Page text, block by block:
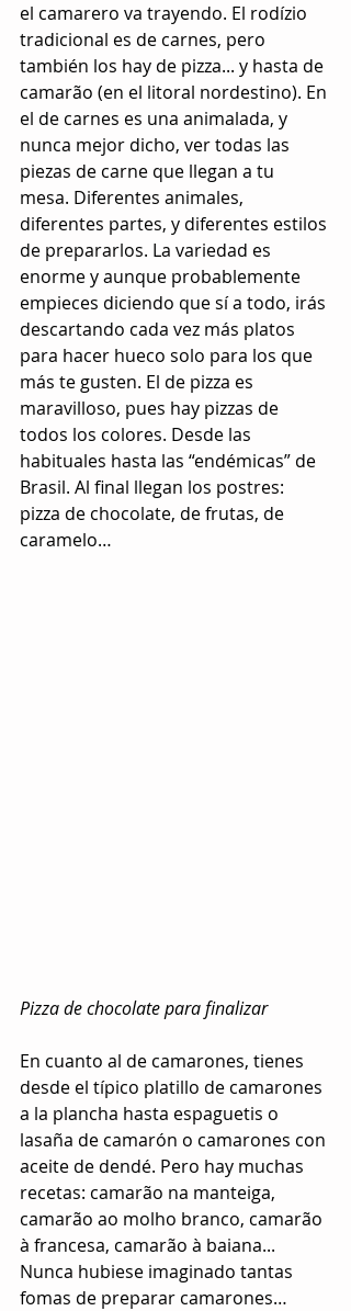
el camarero va trayendo. El rodízio
tradicional es de carnes, pero
también los hay de pizza... y hasta de
camarão (en el litoral nordestino). En
el de carnes es una animalada, y
nunca mejor dicho, ver todas las
piezas de carne que llegan a tu
mesa. Diferentes animales,
diferentes partes, y diferentes estilos
de prepararlos. La variedad es
enorme y aunque probablemente
empieces diciendo que sí a todo, irás
descartando cada vez más platos
para hacer hueco solo para los que
más te gusten. El de pizza es
maravilloso, pues hay pizzas de
todos los colores. Desde las
habituales hasta las “endémicas” de
Brasil. Al final llegan los postres:
pizza de chocolate, de frutas, de
caramelo…
Pizza de chocolate para finalizar
En cuanto al de camarones, tienes
desde el típico platillo de camarones
a la plancha hasta espaguetis o
lasaña de camarón o camarones con
aceite de dendé. Pero hay muchas
recetas: camarão na manteiga,
camarão ao molho branco, camarão
à francesa, camarão à baiana...
Nunca hubiese imaginado tantas
fomas de preparar camarones…